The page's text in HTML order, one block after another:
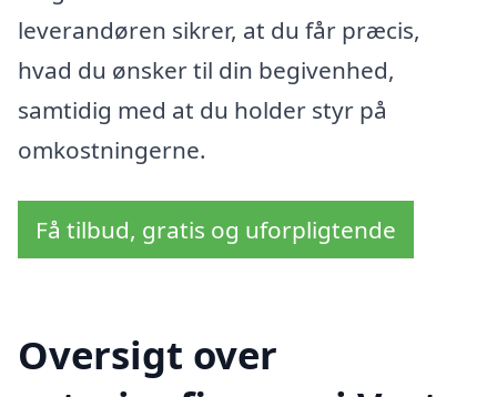
leverandøren sikrer, at du får præcis,
hvad du ønsker til din begivenhed,
samtidig med at du holder styr på
omkostningerne.
Få tilbud, gratis og uforpligtende
Oversigt over